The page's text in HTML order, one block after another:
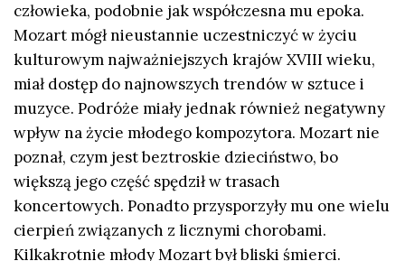
człowieka, podobnie jak współczesna mu epoka.
Mozart mógł nieustannie uczestniczyć w życiu
kulturowym najważniejszych krajów XVIII wieku,
miał dostęp do najnowszych trendów w sztuce i
muzyce. Podróże miały jednak również negatywny
wpływ na życie młodego kompozytora. Mozart nie
poznał, czym jest beztroskie dzieciństwo, bo
większą jego część spędził w trasach
koncertowych. Ponadto przysporzyły mu one wielu
cierpień związanych z licznymi chorobami.
Kilkakrotnie młody Mozart był bliski śmierci.